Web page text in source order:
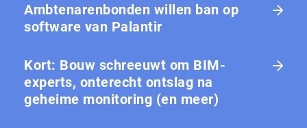
Ambtenarenbonden willen ban op
software van Palantir
Kort: Bouw schreeuwt om BIM-
experts, onterecht ontslag na
geheime monitoring (en meer)